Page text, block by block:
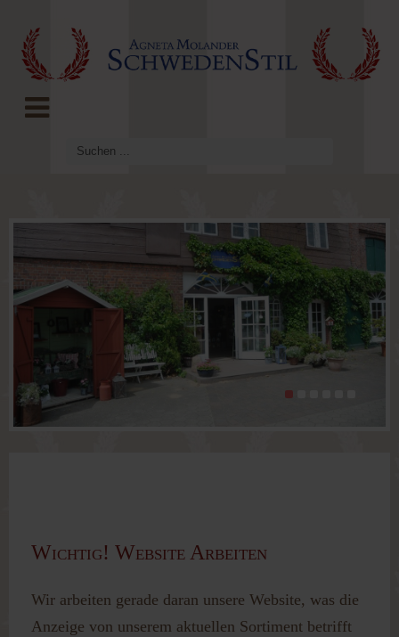
WIR WAREN DIESES JAHR BEI DER
HOME & GARDEN
Wichtig! Website Arbeiten
Wir arbeiten gerade daran unsere Website, was die
Anzeige von unserem aktuellen Sortiment betrifft
Angemeldet
bleiben
Passwort vergessen?